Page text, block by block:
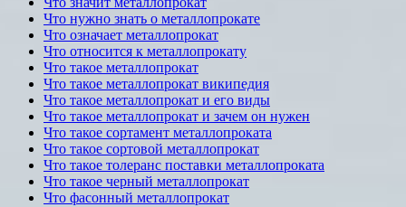
Что нужно знать о металлопрокате
Что означает металлопрокат
Что относится к металлопрокату
Что такое металлопрокат
Что такое металлопрокат википедия
Что такое металлопрокат и его виды
Что такое металлопрокат и зачем он нужен
Что такое сортамент металлопроката
Что такое сортовой металлопрокат
Что такое толеранс поставки металлопроката
Что такое черный металлопрокат
Что фасонный металлопрокат